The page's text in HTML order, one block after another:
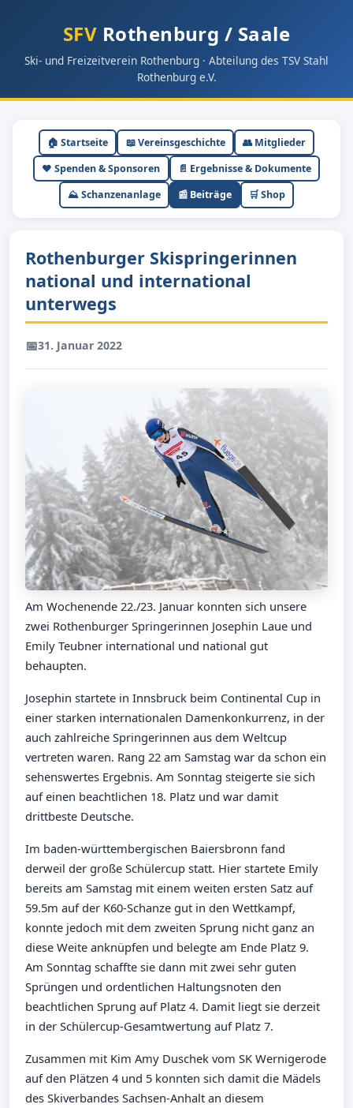
SFV Rothenburg / Saale
Ski- und Freizeitverein Rothenburg · Abteilung des TSV Stahl
Rothenburg e.V.
🏠 Startseite 📖 Vereinsgeschichte
👥 Mitglieder
❤️ Spenden & Sponsoren
📄 Ergebnisse & Dokumente
⛰ Schanzenanlage
📰 Beiträge 🛒 Shop
Rothenburger Skispringerinnen
national und international
unterwegs
📅31. Januar 2022
Am Wochenende 22./23. Januar konnten sich unsere
zwei Rothenburger Springerinnen Josephin Laue und
Emily Teubner international und national gut
behaupten.
Josephin startete in Innsbruck beim Continental Cup in
einer starken internationalen Damenkonkurrenz, in der
auch zahlreiche Springerinnen aus dem Weltcup
vertreten waren. Rang 22 am Samstag war da schon ein
sehenswertes Ergebnis. Am Sonntag steigerte sie sich
auf einen beachtlichen 18. Platz und war damit
drittbeste Deutsche.
Im baden-württembergischen Baiersbronn fand
derweil der große Schülercup statt. Hier startete Emily
bereits am Samstag mit einem weiten ersten Satz auf
59.5m auf der K60-Schanze gut in den Wettkampf,
konnte jedoch mit dem zweiten Sprung nicht ganz an
diese Weite anknüpfen und belegte am Ende Platz 9.
Am Sonntag schaffte sie dann mit zwei sehr guten
Sprüngen und ordentlichen Haltungsnoten den
beachtlichen Sprung auf Platz 4. Damit liegt sie derzeit
in der Schülercup-Gesamtwertung auf Platz 7.
Zusammen mit Kim Amy Duschek vom SK Wernigerode
auf den Plätzen 4 und 5 konnten sich damit die Mädels
des Skiverbandes Sachsen-Anhalt an diesem